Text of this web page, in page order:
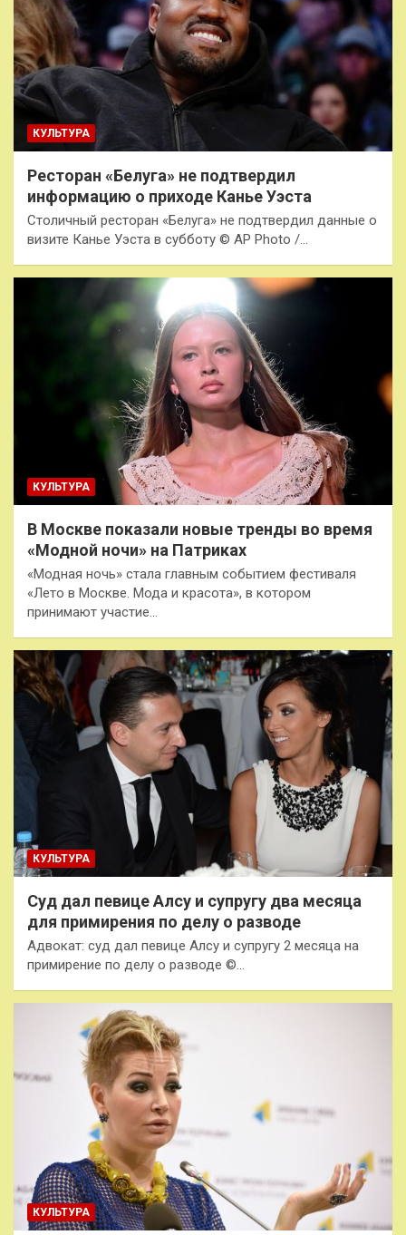
КУЛЬТУРА
Ресторан «Белуга» не подтвердил
информацию о приходе Канье Уэста
Столичный ресторан «Белуга» не подтвердил данные о
визите Канье Уэста в субботу © AP Photo /…
КУЛЬТУРА
В Москве показали новые тренды во время
«Модной ночи» на Патриках
«Модная ночь» стала главным событием фестиваля
«Лето в Москве. Мода и красота», в котором
принимают участие…
КУЛЬТУРА
Суд дал певице Алсу и супругу два месяца
для примирения по делу о разводе
Адвокат: суд дал певице Алсу и супругу 2 месяца на
примирение по делу о разводе ©…
КУЛЬТУРА